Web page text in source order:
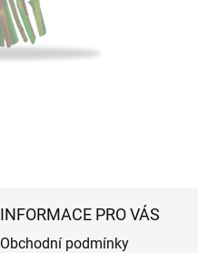
INFORMACE PRO VÁS
Obchodní podmínky